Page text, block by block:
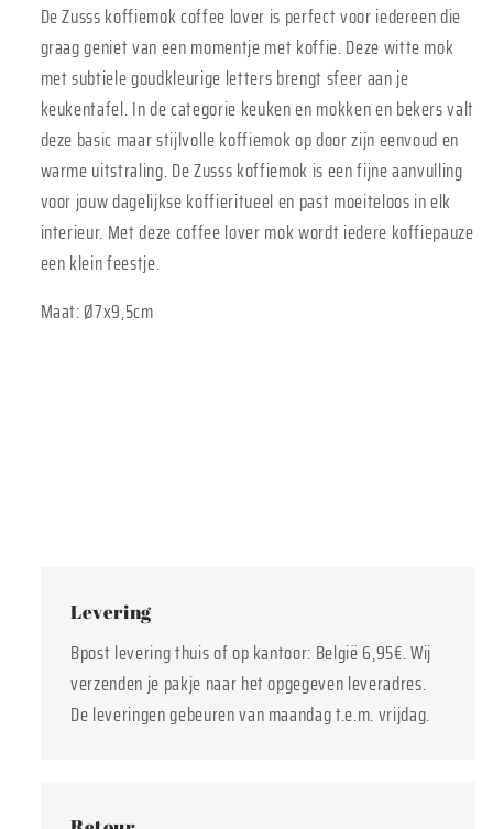
De Zusss koffiemok coffee lover is perfect voor iedereen die
graag geniet van een momentje met koffie. Deze witte mok
met subtiele goudkleurige letters brengt sfeer aan je
keukentafel. In de categorie keuken en mokken en bekers valt
deze basic maar stijlvolle koffiemok op door zijn eenvoud en
warme uitstraling. De Zusss koffiemok is een fijne aanvulling
voor jouw dagelijkse koffieritueel en past moeiteloos in elk
interieur. Met deze coffee lover mok wordt iedere koffiepauze
een klein feestje.
Maat: Ø7x9,5cm
Levering
Bpost levering thuis of op kantoor: België 6,95€. Wij
verzenden je pakje naar het opgegeven leveradres.
De leveringen gebeuren van maandag t.e.m. vrijdag.